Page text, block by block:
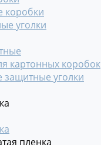
коробки
уголки
картонных коробок
уголки
пленка